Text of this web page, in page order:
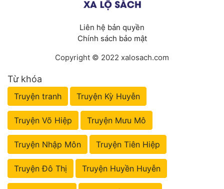
Liên hệ bản quyền
Chính sách bảo mật
Copyright © 2022 xalosach.com
Từ khóa
Truyện tranh Truyện Kỳ Huyễn
Truyện Võ Hiệp Truyện Mưu Mô
Truyện Nhập Môn Truyện Tiên Hiệp
Truyện Đô Thị Truyện Huyền Huyễn